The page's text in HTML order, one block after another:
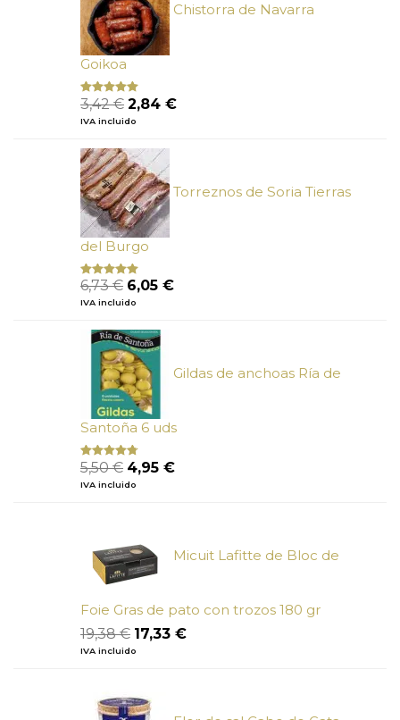
Chistorra de Navarra
Goikoa
Valorado
con
de 5
3,42€ El
precio
era:
3,42 €.
2,84 €El
IVA incluido
Torreznos de Soria Tierras
del Burgo
Valorado
con
de
5
6,73€ El
precio
era:
6,73 €.
6,05 €El
IVA incluido
Gildas de anchoas Ría de
Santoña 6 uds
Valorado
con
de 5
5,50€ El
precio
4,95 €El
IVA incluido
Micuit Lafitte de Bloc de
Foie Gras de pato con trozos 180 gr
19,38€ El
precio
19,38 €.
17,33 €El
IVA incluido